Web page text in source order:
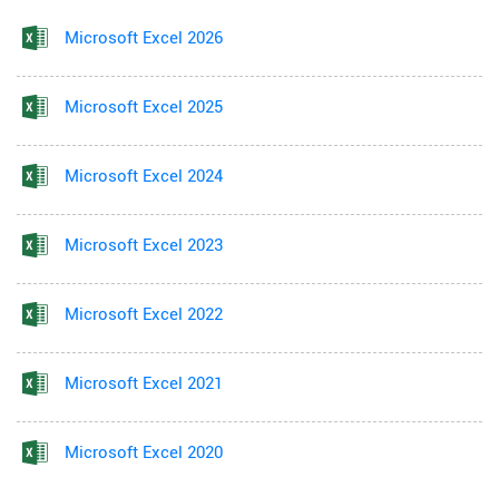
Microsoft Excel 2026
Microsoft Excel 2025
Microsoft Excel 2024
Microsoft Excel 2023
Microsoft Excel 2022
Microsoft Excel 2021
Microsoft Excel 2020